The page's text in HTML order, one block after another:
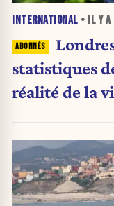
INTERNATIONAL • IL Y A
statistiques
réalité de la